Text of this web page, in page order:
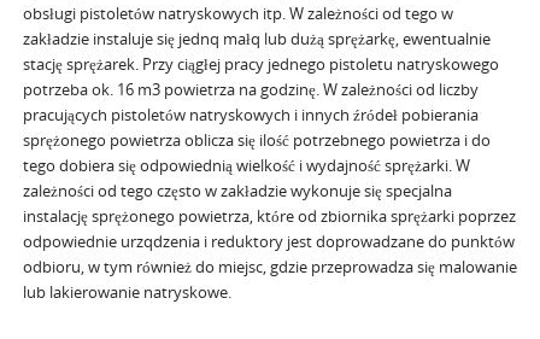
obsługi pistoletów natryskowych itp. W zależności od tego w
zakładzie instaluje się jednq małq lub dużą sprężarkę, ewentualnie
stację sprężarek. Przy ciągłej pracy jednego pistoletu natryskowego
potrzeba ok. 16 m3 powietrza na godzinę. W zależności od liczby
pracujących pistoletów natryskowych i innych źródeł pobierania
sprężonego powietrza oblicza się ilość potrzebnego powietrza i do
tego dobiera się odpowiednią wielkość i wydajność sprężarki. W
zależności od tego często w zakładzie wykonuje się specjalna
instalację sprężonego powietrza, które od zbiornika sprężarki poprzez
odpowiednie urzqdzenia i reduktory jest doprowadzane do punktów
odbioru, w tym również do miejsc, gdzie przeprowadza się malowanie
lub lakierowanie natryskowe.